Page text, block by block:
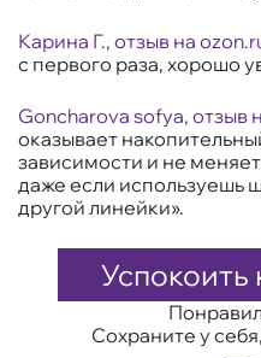
Карина Г., отзыв на
с первого раза, хорошо
Goncharova sofya, отзыв
оказывает
зависимости и не
даже если используешь
другой линейки».
Успокоить
Сохраните у